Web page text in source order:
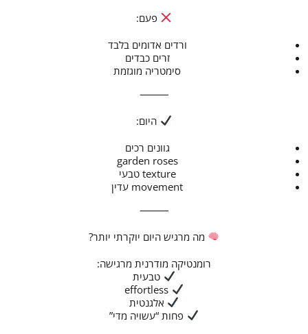
פעם:
ורדים אדומים בלבד
זרים כבדים
סימטריה מוגזמת
⸻
היום:
גוונים רכים
garden roses
texture טבעי
movement עדין
⸻
מה מרגיש היום יוקרתי יותר?
רומנטיקה מודרנית מרגישה:
טבעית
אלגנטית
פחות “עשויה מדי”